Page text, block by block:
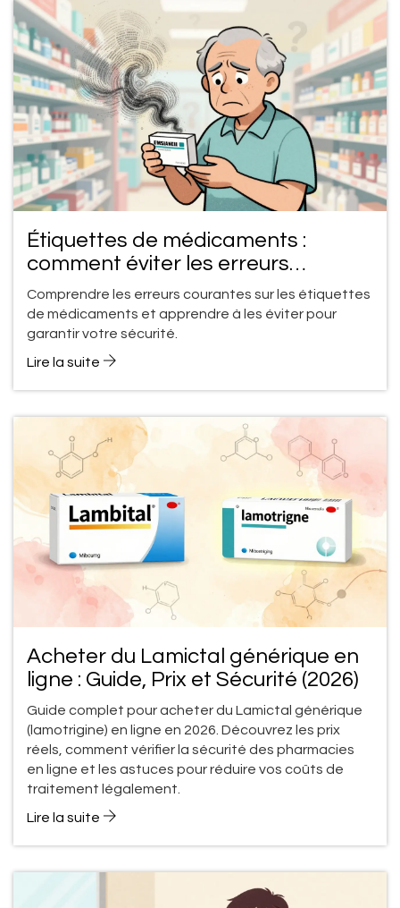
Étiquettes de médicaments :
comment éviter les erreurs
d'interprétation
Comprendre les erreurs courantes sur les étiquettes
de médicaments et apprendre à les éviter pour
garantir votre sécurité.
Lire la suite
Acheter du Lamictal générique en
ligne : Guide, Prix et Sécurité (2026)
Guide complet pour acheter du Lamictal générique
(lamotrigine) en ligne en 2026. Découvrez les prix
réels, comment vérifier la sécurité des pharmacies
en ligne et les astuces pour réduire vos coûts de
traitement légalement.
Lire la suite